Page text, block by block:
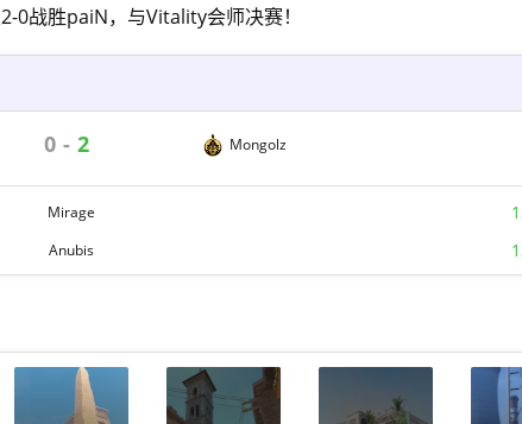
0战胜paiN，与Vitality会师决赛！
0 - 2 Mongolz
Mirage
Anubis